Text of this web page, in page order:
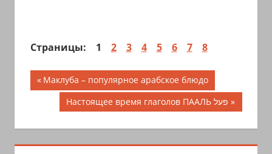
Страницы: 1 2 3 4 5 6 7 8
Навигация
записям
Предыдущая
запись;
Маклуба – популярное арабское блюдо
Следующая
запись:
Настоящее время глаголов ПААЛЬ פעל